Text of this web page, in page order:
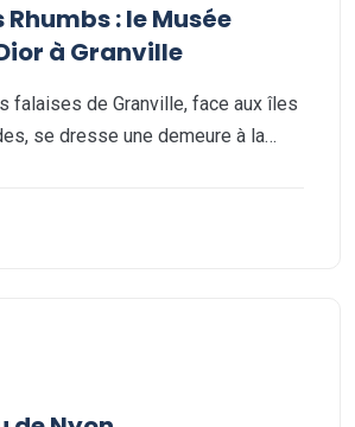
Rhumbs : le Musée
à Granville
falaises de Granville, face aux îles
se dresse une demeure à la…